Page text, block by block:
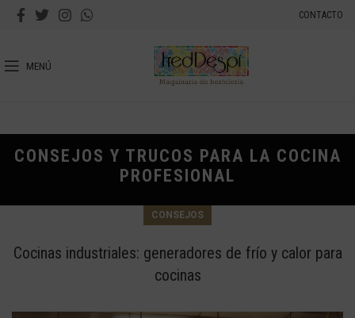
CONTACTO
MENÚ
CONSEJOS Y TRUCOS PARA LA COCINA
PROFESIONAL
CONSEJOS
Cocinas industriales: generadores de frío y calor para
cocinas